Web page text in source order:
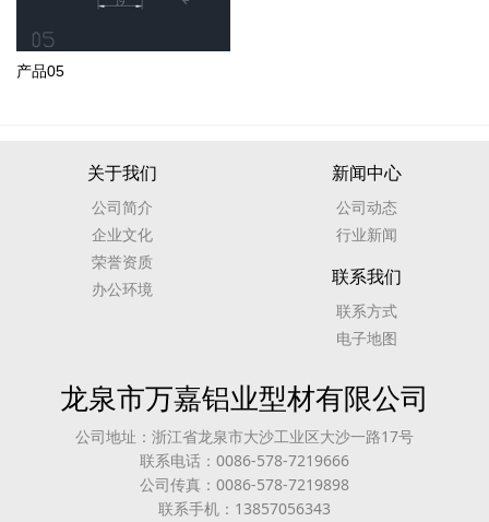
产品05
关于我们
公司简介
企业文化
荣誉资质
办公环境
新闻中心
公司动态
行业新闻
联系我们
联系方式
电子地图
龙泉市万嘉铝业型材有限公司
公司地址：浙江省龙泉市大沙工业区大沙一路17号
联系电话：0086-578-7219666
公司传真：0086-578-7219898
联系手机：13857056343